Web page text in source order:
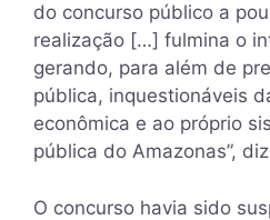
do concurso público a
realização […] fulmina o
gerando, para além de
pública, inquestionáveis
econômica e ao próprio
pública do Amazonas”,
O concurso havia sido